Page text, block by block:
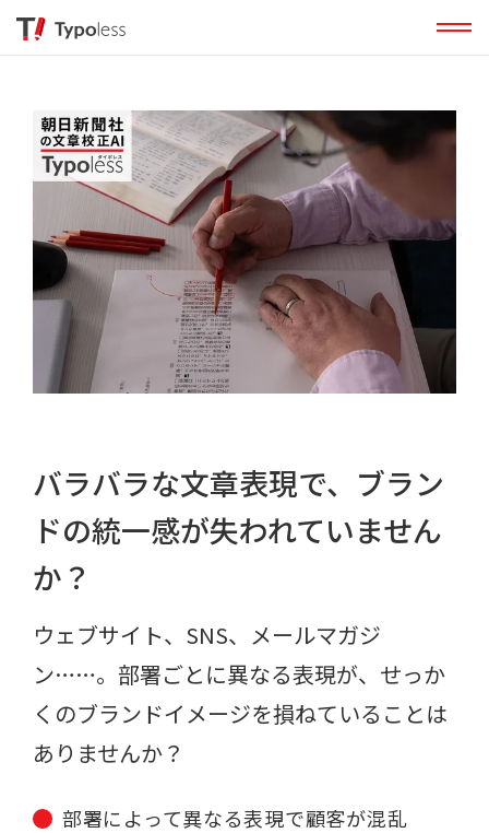
バラバラな文章表現で、ブラン
ドの統一感が失われていません
か？
ウェブサイト、SNS、メールマガジ
ン……。部署ごとに異なる表現が、せっか
くのブランドイメージを損ねていることは
ありませんか？
部署によって異なる表現で顧客が混乱